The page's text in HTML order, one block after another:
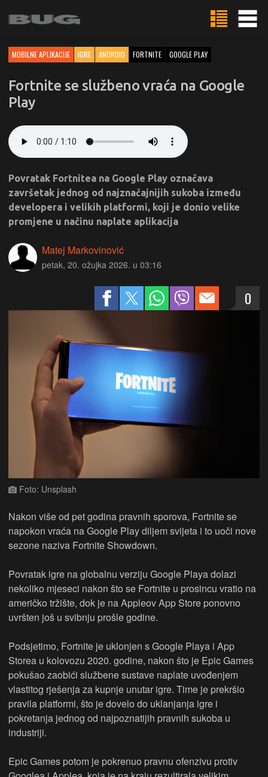
MOBILNE APLIKACIJE IGRE ANDROID FORTNITE GOOGLE PLAY
Fortnite se službeno vraća na Google
Play
Povratak Fortnitea na Google Play označava
završetak jednog od najznačajnijih sukoba između
developera i velikih platformi, koji je donio velike
promjene u načinu naplate aplikacija
Matej Markovinović
petak, 20. ožujka 2026. u 03:16
0
Foto: Unsplash
Nakon više od pet godina pravnih sporova, Fortnite se
napokon vraća na Google Play diljem svijeta i to uoči nove
sezone naziva Fortnite Showdown.
Povratak igre na globalnu verziju Google Playa dolazi
nekoliko mjeseci nakon što se Fortnite u prosincu vratio na
američko tržište, dok je na Appleov App Store ponovno
uvršten još u svibnju prošle godine.
Podsjetimo, Fortnite je uklonjen s Google Playa i App
Storea u kolovozu 2020. godine, nakon što je Epic Games
pokušao zaobići službene sustave naplate uvođenjem
vlastitog rješenja za kupnje unutar igre. Time je prekršio
pravila platformi, što je dovelo do uklanjanja igre i
pokretanja jednog od najpoznatijih pravnih sukoba u
industriji.
Epic Games potom je pokrenuo pravnu ofenzivu protiv